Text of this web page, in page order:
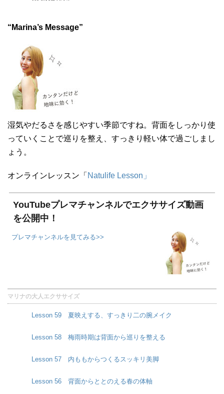
“Marina’s Message”
湿気やだるさを感じやすい季節ですね。背面をしっかり使
っていくことで巡りを整え、すっきり軽い体で過ごしまし
ょう。
オンラインレッスン「 Natulife Lesson」
YouTubeプレマチャンネルでエクササイズ動画
を公開中！
プレマチャンネルを見てみる>>
マリナの大人エクササイズ
Lesson 59 夏映えする、すっきり二の腕メイク
Lesson 58 梅雨時期は背面から巡りを整える
Lesson 57 内ももからつくるスッキリ美脚
Lesson 56 背面からととのえる春の体軸